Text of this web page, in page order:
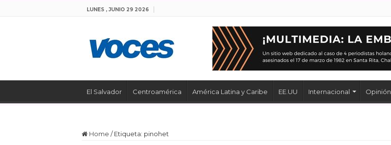
LUNES , JUNIO 29 2026
El Salvador Centroamérica América Latina y Caribe EE.UU Internacional Opinión
Home / Etiqueta: pinohet